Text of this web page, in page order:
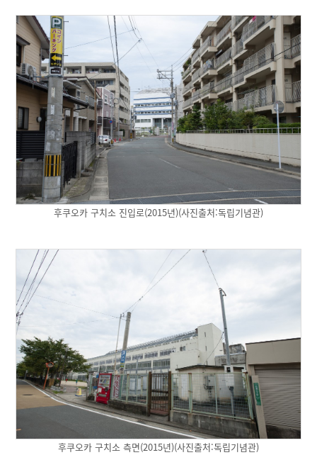
후쿠오카 구치소 진입로(2015년)(사진출처:독립기념관)
후쿠오카 구치소 측면(2015년)(사진출처:독립기념관)